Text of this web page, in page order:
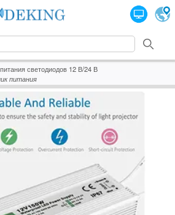
светодиодов 12 В/24 В
питания